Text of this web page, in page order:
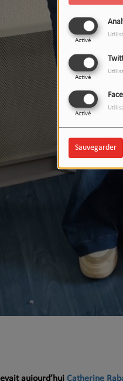
Activé
Activé
Activé
Sauvegarder
aujourd’hui Catherine